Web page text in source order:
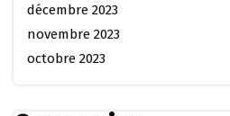
décembre 2023
novembre 2023
octobre 2023